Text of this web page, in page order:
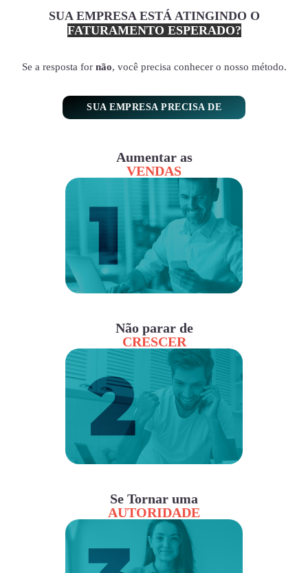
SUA EMPRESA ESTÁ ATINGINDO O
FATURAMENTO ESPERADO?
Se a resposta for não, você precisa conhecer o nosso método.
SUA EMPRESA PRECISA DE
Aumentar as
VENDAS
Não parar de
CRESCER
Se Tornar uma
AUTORIDADE